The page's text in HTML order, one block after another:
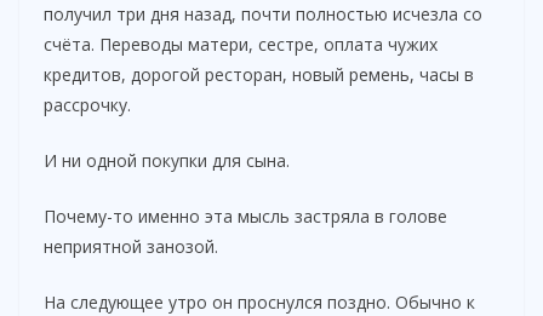
получил три дня назад, почти полностью исчезла со
счёта. Переводы матери, сестре, оплата чужих
кредитов, дорогой ресторан, новый ремень, часы в
рассрочку.
И ни одной покупки для сына.
Почему-то именно эта мысль застряла в голове
неприятной занозой.
На следующее утро он проснулся поздно. Обычно к